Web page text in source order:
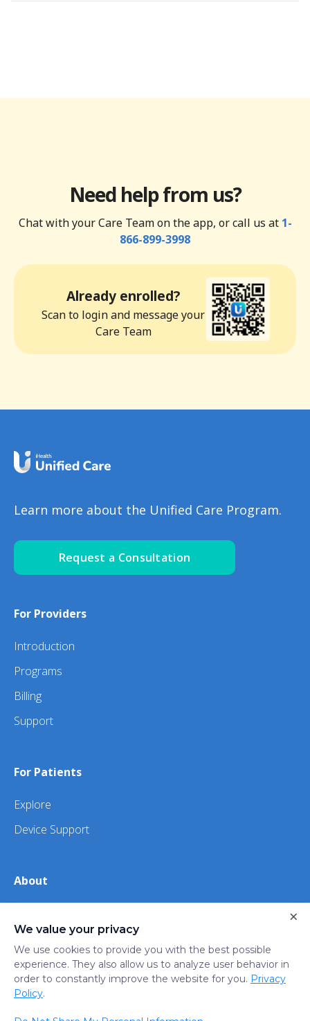
Need help from us?
Chat with your Care Team on the app, or call us at 1-
866-899-3998
Already enrolled?
Scan to login and message your
Care Team
Learn more about the Unified Care Program.
Request a Consultation
For Providers
Introduction
Programs
Billing
Support
For Patients
Explore
Device Support
About
iHealth
Privacy
Policy
Trust
Do not sell or share my
We value your privacy
We use cookies to provide you with the best possible
experience. They also allow us to analyze user behavior in
order to constantly improve the website for you. Privacy
Policy.
×